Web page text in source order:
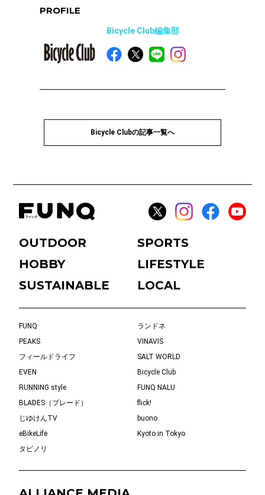
PROFILE
Bicycle Club編集部
Bicycle Clubの記事一覧へ
OUTDOOR
SPORTS
HOBBY
LIFESTYLE
SUSTAINABLE
LOCAL
FUNQ
ランドネ
PEAKS
VINAVIS
フィールドライフ
SALT WORLD
EVEN
Bicycle Club
RUNNING style
FUNQ NALU
BLADES（ブレード）
flick!
じゆけんTV
buono
eBikeLife
Kyoto in Tokyo
タビノリ